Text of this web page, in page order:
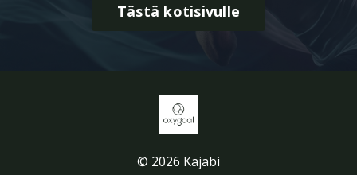
Tästä kotisivulle
© 2026 Kajabi